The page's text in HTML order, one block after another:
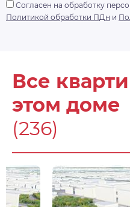
Согласен на обработку
Политикой обработки ПДн и
Все
этом доме
(236)